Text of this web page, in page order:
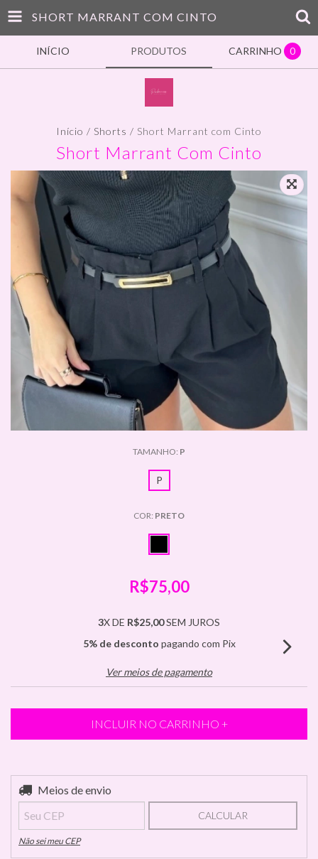
SHORT MARRANT COM CINTO
INÍCIO PRODUTOS CARRINHO 0
Início / Shorts / Short Marrant com Cinto
Short Marrant Com Cinto
TAMANHO: P
P
COR: PRETO
R$75,00
3X DE R$25,00SEM JUROS
5% de desconto pagando com Pix
Ver meios de pagamento
Entregas para o CEP:
Meios de envio
CALCULAR
Não sei meu CEP